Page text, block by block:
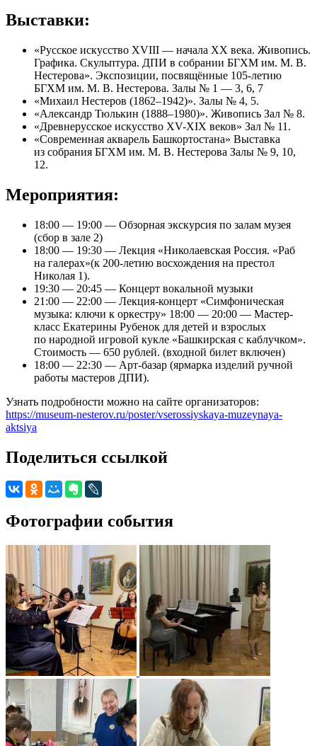
Выставки:
«Русское искусство ХVIII — начала ХХ века. Живопись.
Графика. Скульптура. ДПИ в собрании БГХМ им. М. В.
Нестерова». Экспозиции, посвящённые 105-летию
БГХМ им. М. В. Нестерова. Залы № 1 — 3, 6, 7
«Михаил Нестеров (1862–1942)». Залы № 4, 5.
«Александр Тюлькин (1888–1980)». Живопись Зал № 8.
«Древнерусское искусство ХV-ХIХ веков» Зал № 11.
«Современная акварель Башкортостана» Выставка
из собрания БГХМ им. М. В. Нестерова Залы № 9, 10,
12.
Мероприятия:
18:00 — 19:00 — Обзорная экскурсия по залам музея
(сбор в зале 2)
18:00 — 19:30 — Лекция «Николаевская Россия. «Раб
на галерах»(к 200-летию восхождения на престол
Николая 1).
19:30 — 20:45 — Концерт вокальной музыки
21:00 — 22:00 — Лекция-концерт «Симфоническая
музыка: ключи к оркестру» 18:00 — 20:00 — Мастер-
класс Екатерины Рубенок для детей и взрослых
по народной игровой кукле «Башкирская с каблучком».
Стоимость — 650 рублей. (входной билет включен)
18:00 — 22:30 — Арт-базар (ярмарка изделий ручной
работы мастеров ДПИ).
Узнать подробности можно на сайте организаторов:
https://museum-nesterov.ru/poster/vserossiyskaya-muzeynaya-
aktsiya
Поделиться ссылкой
Фотографии события